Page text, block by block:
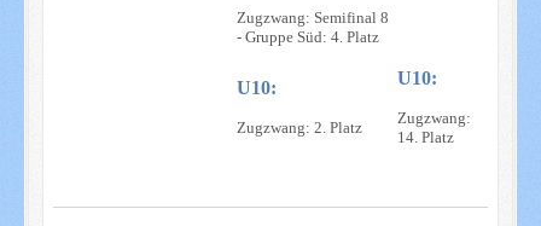
Zugzwang: Semifinal 8
- Gruppe Süd: 4. Platz
U10:
Zugzwang: 2. Platz
U10:
Zugzwang:
14. Platz